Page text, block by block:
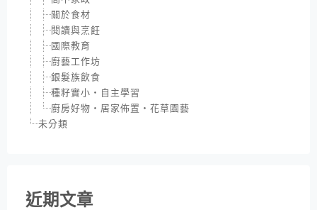
關於食材
閱讀與烹飪
國際教育
廚藝工作坊
銀髮族飲食
種籽實小‧自主學習
廚房好物‧居家佈置‧花草園藝
未分類
近期文章